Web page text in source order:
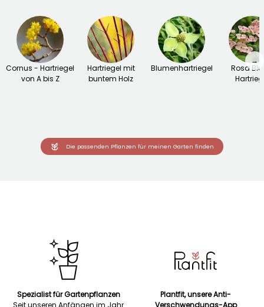
Cornus - Hartriegel
von A bis Z
Hartriegel mit
buntem Holz
Blumenhartriegel
Rosa
→
Die passenden Pflanzen für meinen Garten finden
Spezialist für Gartenpflanzen
Seit unseren Anfängen im Jahr
Plantfit, unsere Anti-
Verschwendungs-App